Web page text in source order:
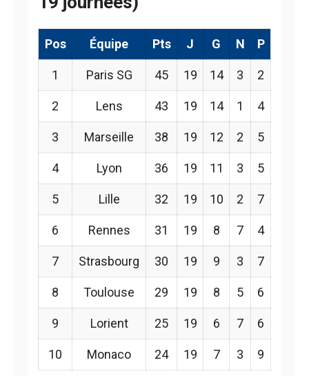
Pos Équipe Pts J G N P
1 Paris SG 45 19 14 3 2
2 Lens 43 19 14 1 4
3 Marseille 38 19 12 2 5
4 Lyon 36 19 11 3 5
5 Lille 32 19 10 2 7
6 Rennes 31 19 8 7 4
7 Strasbourg 30 19 9 3 7
8 Toulouse 29 19 8 5 6
9 Lorient 25 19 6 7 6
10 Monaco 24 19 7 3 9